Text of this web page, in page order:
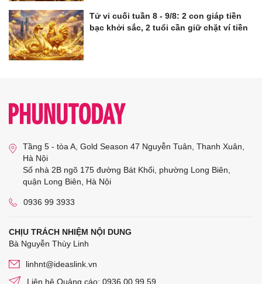
Tử vi cuối tuần 8 - 9/8: 2 con giáp tiền
bạc khởi sắc, 2 tuổi cần giữ chặt ví tiền
Tầng 5 - tòa A, Gold Season 47 Nguyễn Tuân, Thanh Xuân,
Hà Nội
Số nhà 2B ngõ 175 đường Bát Khối, phường Long Biên,
quận Long Biên, Hà Nội
0936 99 3933
CHỊU TRÁCH NHIỆM NỘI DUNG
Bà Nguyễn Thùy Linh
linhnt@ideaslink.vn
Liên hệ Quảng cáo: 0936 00 99 59